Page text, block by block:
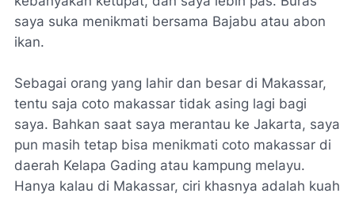
saya suka menikmati bersama Bajabu atau abon
ikan.
Sebagai orang yang lahir dan besar di Makassar,
tentu saja coto makassar tidak asing lagi bagi
saya. Bahkan saat saya merantau ke Jakarta, saya
pun masih tetap bisa menikmati coto makassar di
daerah Kelapa Gading atau kampung melayu.
Hanya kalau di Makassar, ciri khasnya adalah kuah